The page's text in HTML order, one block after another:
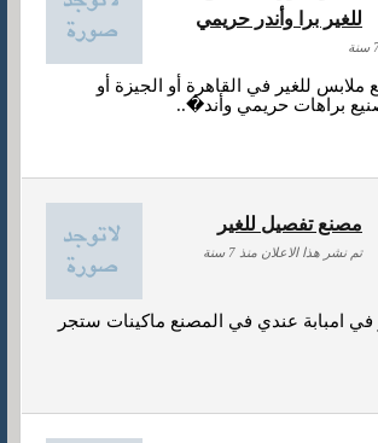
للغير في القاهرة أو الجيزة أو
براهات حريمي وأند�..
للغير برا وأندر حريمي
في امبابة عندي في المصنع ماكينات ستجر
مصنع تفصيل للغير
تم نشر هذا الاعلان منذ 7 سنة